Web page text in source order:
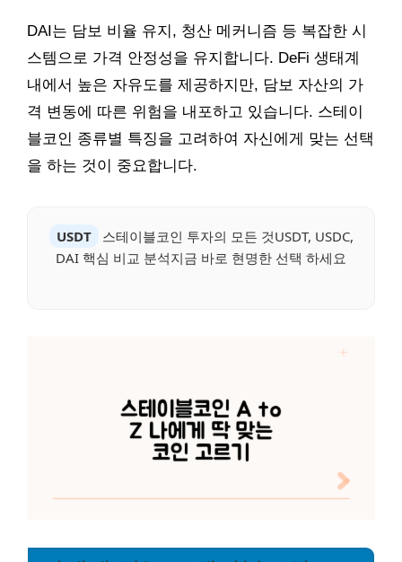
DAI는 담보 비율 유지, 청산 메커니즘 등 복잡한 시
스템으로 가격 안정성을 유지합니다. DeFi 생태계
내에서 높은 자유도를 제공하지만, 담보 자산의 가
격 변동에 따른 위험을 내포하고 있습니다. 스테이
블코인 종류별 특징을 고려하여 자신에게 맞는 선택
을 하는 것이 중요합니다.
USDT
스테이블코인 투자의 모든 것USDT, USDC,
DAI 핵심 비교 분석지금 바로 현명한 선택 하세요